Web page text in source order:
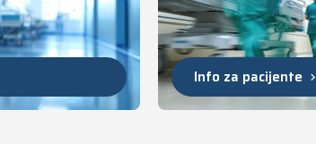
Info za pacijente